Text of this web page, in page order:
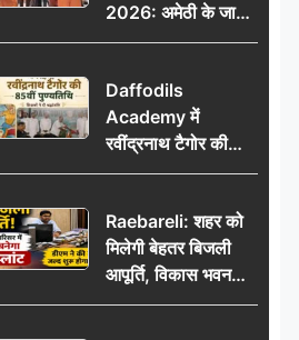
2026: अमेठी के जायस
से बाबा बैद्यनाथ धाम के
का दूसरा जत्था
Daffodils
Academy में
रवींद्रनाथ टैगोर की
85वीं पुण्यतिथि मनाई
श्रद्धांजलि
Raebareli: शहर को
मिलेगी बेहतर बिजली
आपूर्ति, विकास भवन
परिसर में करोड़ों से